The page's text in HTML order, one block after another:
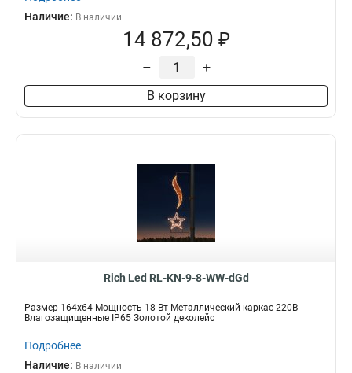
Наличие: В наличии
14 872,50 ₽
– +
В корзину
Rich Led RL-KN-9-8-WW-dGd
Размер 164х64 Мощность 18 Вт Металлический каркас 220В
Влагозащищенные IP65 Золотой деколейс
Подробнее
Наличие: В наличии